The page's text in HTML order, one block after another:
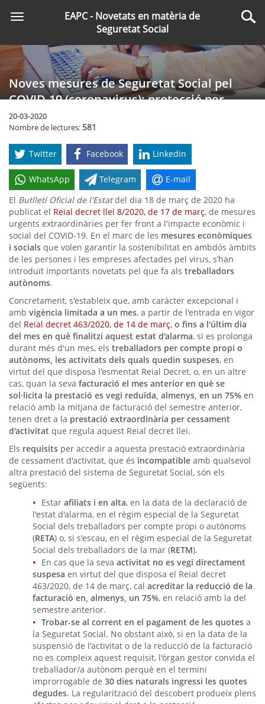
principal
Toggle
EAPC - Novetats en matèria de
Seguretat Social
Noves mesures de Seguretat Social pel
COVID-19 (coronavirus): protecció per
cessament d’activitat dels autònoms
20-03-2020
Nombre de lectures: 581
Twitter Facebook Linkedin
WhatsApp Telegram
E-mail
El Butlletí Oficial de l'Estatdel dia 18 de març de 2020 ha
publicat el Reial decret llei 8/2020, de 17 de març, de mesures
urgents extraordinàries per fer front a l'impacte econòmic i
social del COVID-19. En el marc de les mesures econòmiques
i socials que volen garantir la sostenibilitat en ambdós àmbits
de les persones i les empreses afectades pel virus, s’han
introduït importants novetats pel que fa als treballadors
autònoms.
Concretament, s'estableix que, amb caràcter excepcional i
amb vigència limitada a un mes, a partir de l'entrada en vigor
del Reial decret 463/2020, de 14 de març, o fins a l'últim dia
del mes en què finalitzi aquest estat d'alarma, si es prolonga
durant més d'un mes, els treballadors per compte propi o
autònoms, les activitats dels quals quedin suspeses, en
virtut del que disposa l'esmentat Reial Decret, o, en un altre
cas, quan la seva facturació el mes anterior en què se
sol·licita la prestació es vegi reduïda, almenys, en un 75% en
relació amb la mitjana de facturació del semestre anterior,
tenen dret a la prestació extraordinària per cessament
d'activitat que regula aquest Reial decret llei.
Els requisits per accedir a aquesta prestació extraordinària
de cessament d'activitat, que és incompatible amb qualsevol
altra prestació del sistema de Seguretat Social, són els
següents:
Estar afiliats i en alta, en la data de la declaració de
l'estat d'alarma, en el règim especial de la Seguretat
Social dels treballadors per compte propi o autònoms
(RETA) o, si s'escau, en el règim especial de la Seguretat
Social dels treballadors de la mar (RETM).
En cas que la seva activitat no es vegi directament
suspesa en virtut del que disposa el Reial decret
463/2020, de 14 de març, cal acreditar la reducció de la
facturació en, almenys, un 75%, en relació amb la del
semestre anterior.
Trobar-se al corrent en el pagament de les quotes a
la Seguretat Social. No obstant això, si en la data de la
suspensió de l'activitat o de la reducció de la facturació
no es compleix aquest requisit, l'òrgan gestor convida el
treballador/a autònom perquè en el termini
improrrogable de 30 dies naturals ingressi les quotes
degudes. La regularització del descobert produeix plens